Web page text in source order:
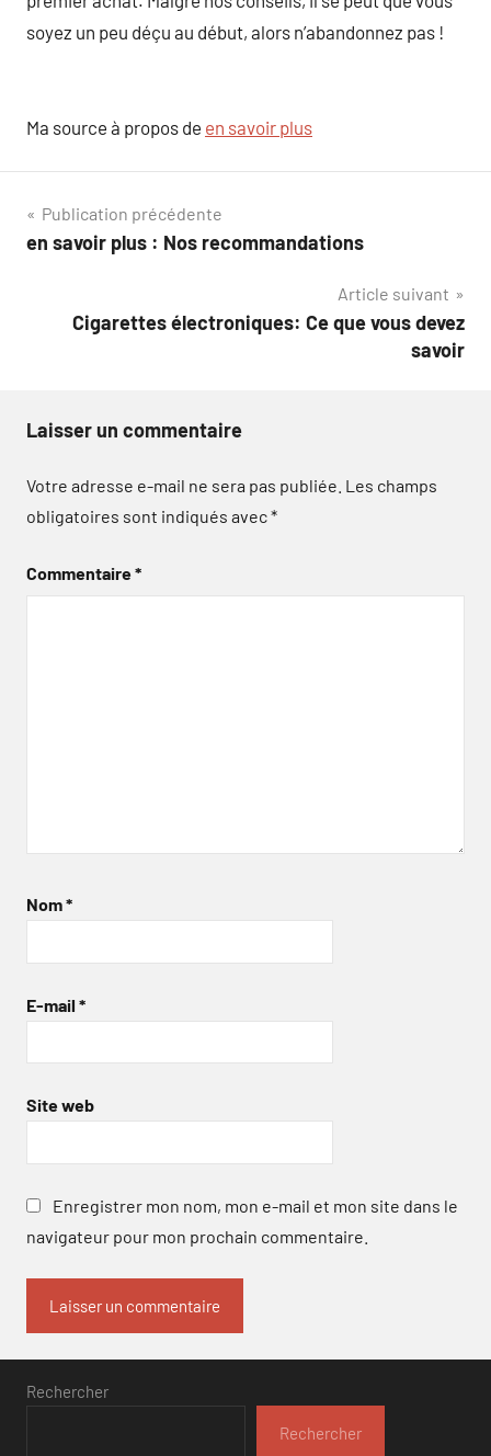
soyez un peu déçu au début, alors n’abandonnez pas !
Ma source à propos de en savoir plus
Navigation
de
Publication précédente
en savoir plus : Nos recommandations
Article suivant
Cigarettes électroniques: Ce que vous devez
savoir
Laisser un commentaire
Votre adresse e-mail ne sera pas publiée. Les champs
obligatoires sont indiqués avec*
Commentaire*
Nom*
E-mail *
Site web
Enregistrer mon nom, mon e-mail et mon site dans le
navigateur pour mon prochain commentaire.
Rechercher
Rechercher